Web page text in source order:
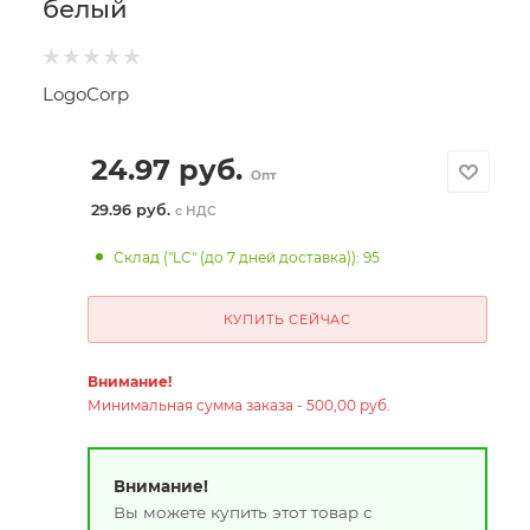
белый
LogoCorp
24.97 руб. Опт
29.96 руб. с НДС
Склад ("LC" (до 7 дней доставка)): 95
КУПИТЬ СЕЙЧАС
Внимание!
Минимальная сумма заказа - 500,00 руб.
Внимание!
Вы можете купить этот товар с